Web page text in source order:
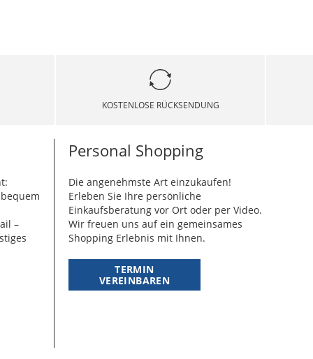
KOSTENLOSE RÜCKSENDUNG
–
Personal Shopping
Die angenehmste Art einzukaufen!
Erleben Sie Ihre persönliche
Einkaufsberatung vor Ort oder per Video.
Wir freuen uns auf ein gemeinsames
Shopping Erlebnis mit Ihnen.
TERMIN
VEREINBAREN